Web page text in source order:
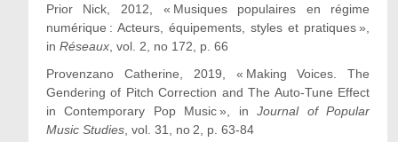
Prior Nick , 2012, « Musiques populaires en régime
numérique : Acteurs, équipements, styles et pratiques »,
in Réseaux, vol. 2, no 172, p. 66
Provenzano Catherine , 2019, « Making Voices. The
Gendering of Pitch Correction and The Auto-Tune Effect
in Contemporary Pop Music », inJournal of Popular
Music Studies, vol. 31, no 2, p. 63-84